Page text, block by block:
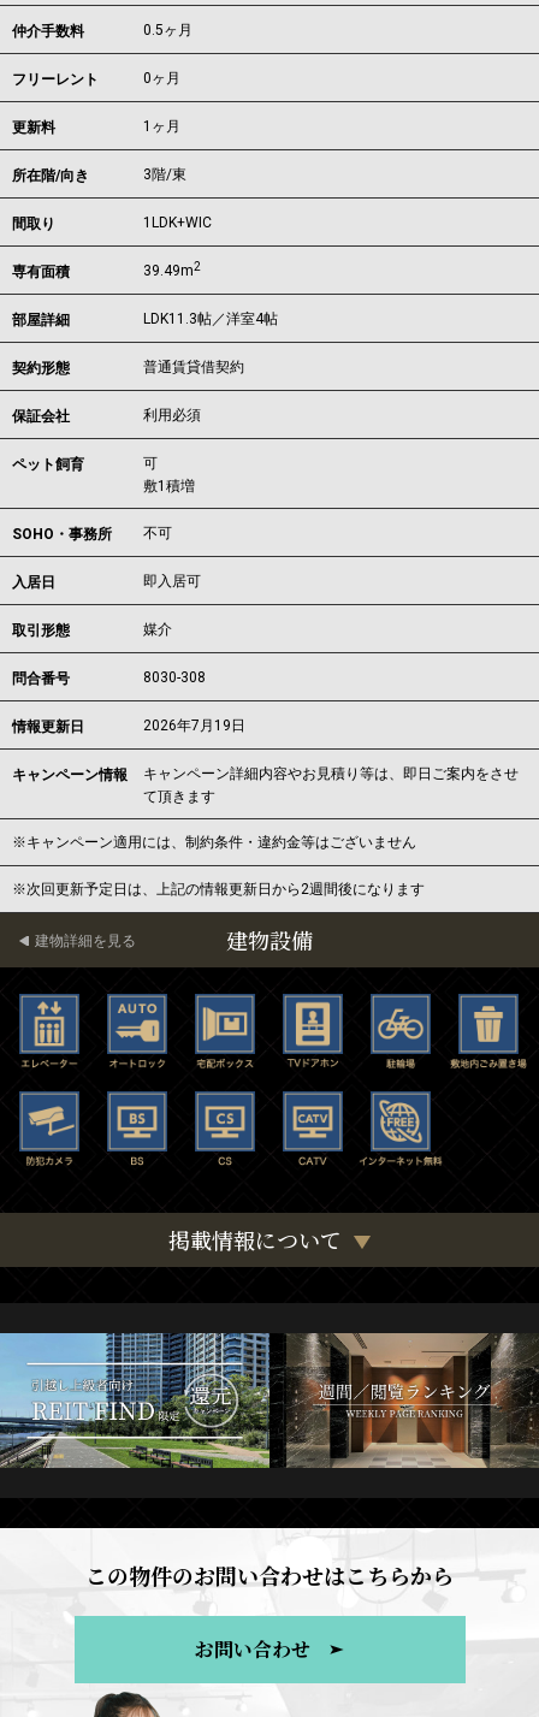
仲介手数料 0.5ヶ月
フリーレント 0ヶ月
更新料 1ヶ月
所在階/向き 3階/東
間取り 1LDK+WIC
専有面積 39.49m2
部屋詳細 LDK11.3帖／洋室4帖
契約形態 普通賃貸借契約
保証会社 利用必須
ペット飼育
可
敷1積増
SOHO・事務所 不可
入居日 即入居可
取引形態 媒介
問合番号 8030-308
情報更新日 2026年7月19日
キャンペーン情報
キャンペーン詳細内容やお見積り等は、即日ご案内をさせ
て頂きます
※キャンペーン適用には、制約条件・違約金等はございません
※次回更新予定日は、上記の情報更新日から2週間後になります
建物設備
建物詳細を見る
掲載情報について
この物件のお問い合わせはこちらから
お問い合わせ